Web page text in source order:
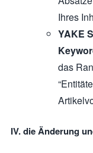
Ihres
YAKE
das
IV. die Änderung